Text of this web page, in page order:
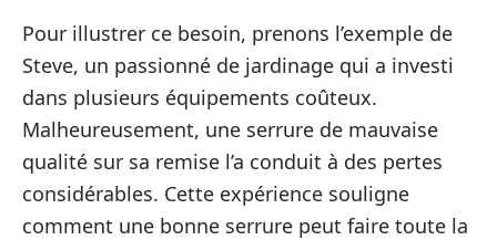
Pour illustrer ce besoin, prenons l’exemple de
Steve, un passionné de jardinage qui a investi
dans plusieurs équipements coûteux.
Malheureusement, une serrure de mauvaise
qualité sur sa remise l’a conduit à des pertes
considérables. Cette expérience souligne
comment une bonne serrure peut faire toute la